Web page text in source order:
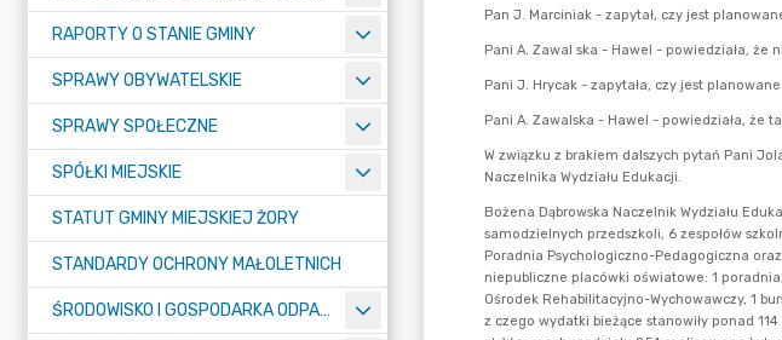
RAPORTY O STANIE GMINY
SPRAWY OBYWATELSKIE
SPRAWY SPOŁECZNE
SPÓŁKI MIEJSKIE
STATUT GMINY MIEJSKIEJ ŻORY
STANDARDY OCHRONY MAŁOLETNICH
ŚRODOWISKO I GOSPODARKA ODPADAMI